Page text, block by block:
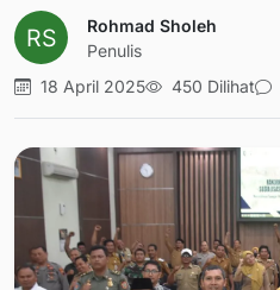
Rohmad Sholeh
Penulis
18 April 2025
450 Dilihat